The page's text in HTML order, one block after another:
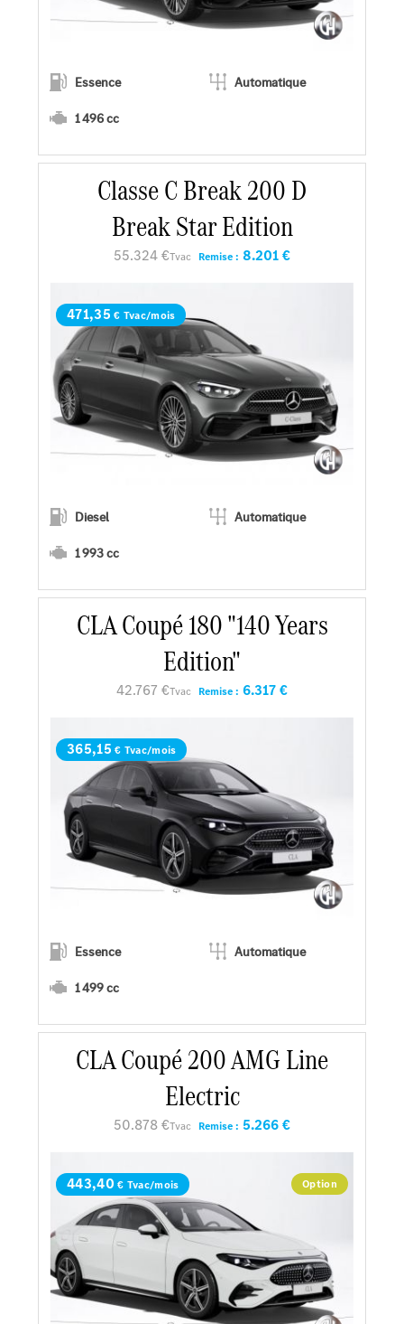
Essence
Automatique
1 496 cc
En savoir plus
Faire un essai
471,35 € Tvac/mois
Classe C Break 200 D
Break Star Edition
55.324 €Tvac Remise : 8.201 €
Diesel
Automatique
1 993 cc
En savoir plus
Faire un essai
365,15 € Tvac/mois
CLA Coupé 180 "140 Years
Edition"
42.767 €Tvac Remise : 6.317 €
Essence
Automatique
1 499 cc
En savoir plus
Faire un essai
Option
443,40 € Tvac/mois
CLA Coupé 200 AMG Line
Electric
50.878 €Tvac Remise : 5.266 €